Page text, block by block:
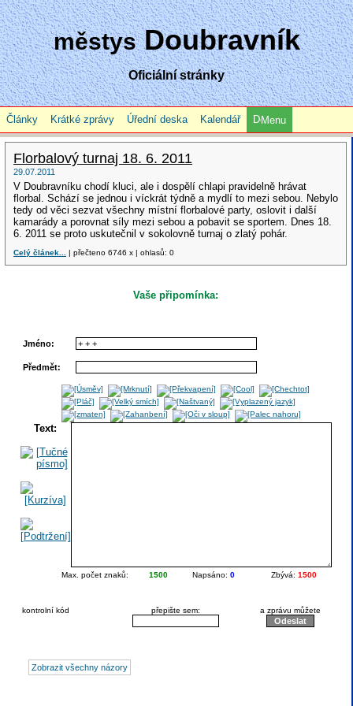
městysDoubravník
Oficiální stránky
Články Krátké zprávy Úřední deska Kalendář Menu
Florbalový turnaj 18. 6. 2011
29.07.2011
V Doubravníku chodí kluci, ale i dospělí chlapi pravidelně hrávat
florbal. Schází se jednou i víckrát týdně a mydlí to mezi sebou. Nebylo
tedy od věci sezvat všechny místní florbalové party, oslovit i další
kamarády a porovnat síly mezi sebou a pobavit se sportem. Dnes 18.
6. 2011 se proto uskutečnil v sokolovně turnaj o zlatý pohár.
Celý článek... | přečteno 6746 x | ohlasů: 0
Vaše připomínka:
Jméno:
Předmět:
Text:
Max. počet znaků: 1500 Napsáno: 0 Zbývá: 1500
kontrolní kód přepište sem: a zprávu můžete